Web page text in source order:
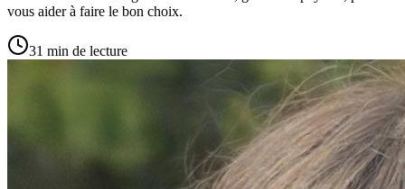
vous aider à faire le bon choix.
31 min de lecture